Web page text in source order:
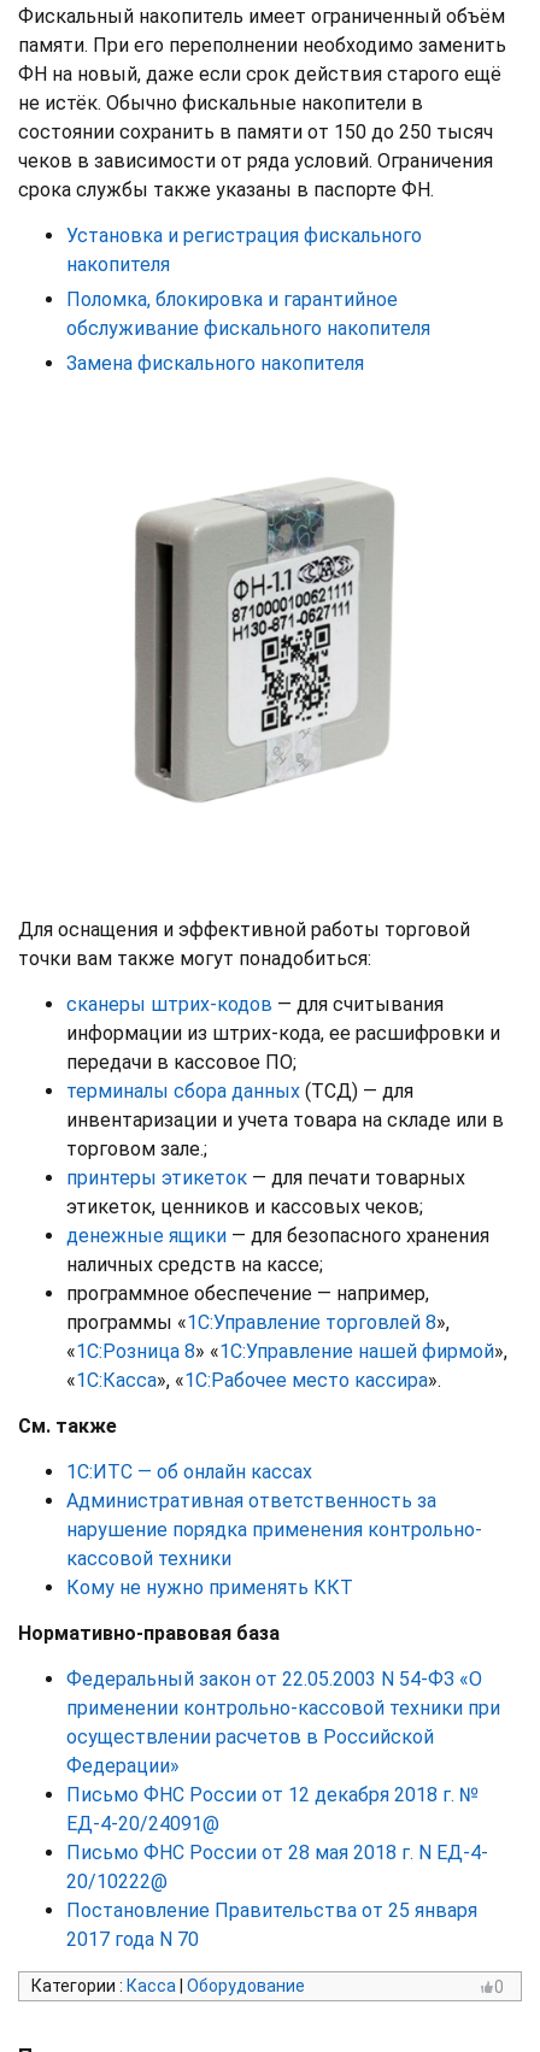
Фискальный накопитель имеет ограниченный объём
памяти. При его переполнении необходимо заменить
ФН на новый, даже если срок действия старого ещё
не истёк. Обычно фискальные накопители в
состоянии сохранить в памяти от 150 до 250 тысяч
чеков в зависимости от ряда условий. Ограничения
срока службы также указаны в паспорте ФН.
Установка и регистрация фискального
накопителя
Поломка, блокировка и гарантийное
обслуживание фискального накопителя
Замена фискального накопителя
Для оснащения и эффективной работы торговой
точки вам также могут понадобиться:
сканеры штрих-кодов — для считывания
информации из штрих-кода, ее расшифровки и
передачи в кассовое ПО;
терминалы сбора данных (ТСД) — для
инвентаризации и учета товара на складе или в
торговом зале.;
принтеры этикеток — для печати товарных
этикеток, ценников и кассовых чеков;
денежные ящики — для безопасного хранения
наличных средств на кассе;
программное обеспечение — например,
программы «1С:Управление торговлей 8»,
«1С:Розница 8» «1С:Управление нашей фирмой»,
«1С:Касса», «1С:Рабочее место кассира».
См. также
1С:ИТС — об онлайн кассах
Административная ответственность за
нарушение порядка применения контрольно-
кассовой техники
Кому не нужно применять ККТ
Нормативно-правовая база
Федеральный закон от 22.05.2003 N 54-ФЗ «О
применении контрольно-кассовой техники при
осуществлении расчетов в Российской
Федерации»
Письмо ФНС России от 12 декабря 2018 г. №
ЕД-4-20/24091@
Письмо ФНС России от 28 мая 2018 г. N ЕД-4-
20/10222@
Постановление Правительства от 25 января
2017 года N 70
Категории : Касса Оборудование 0